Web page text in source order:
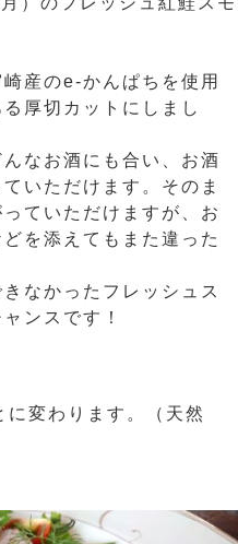
産のe-かんぱちを使用
厚切カットにしまし
なお酒にも合い、お酒
いただけます。そのま
ていただけますが、お
を添えてもまた違った
なかったフレッシュス
ンスです！
変わります。（天然